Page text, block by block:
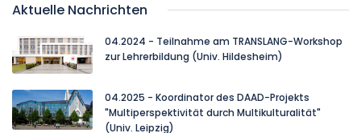
Aktuelle Nachrichten
04.2024 - Teilnahme am TRANSLANG-Workshop
zur Lehrerbildung (Univ. Hildesheim)
04.2025 - Koordinator des DAAD-Projekts
"Multiperspektivität durch Multikulturalität"
(Univ. Leipzig)